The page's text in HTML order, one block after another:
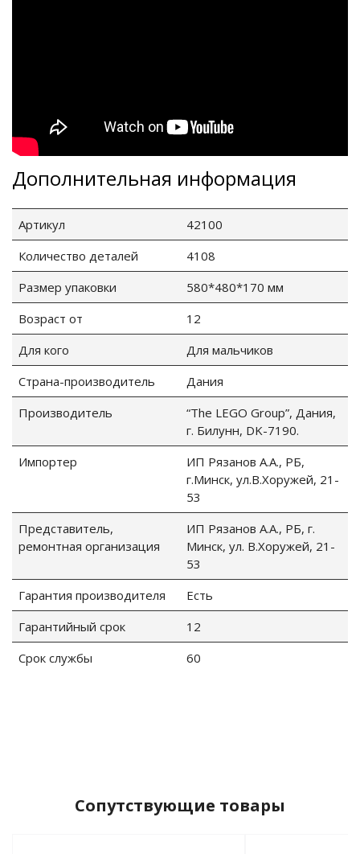
Дополнительная информация
Артикул
42100
Количество деталей
4108
Размер упаковки
580*480*170 мм
Возраст от
12
Для кого
Для мальчиков
Страна-производитель
Дания
Производитель
“The LEGO Group”, Дания,
г. Билунн, DK-7190.
Импортер
ИП Рязанов А.А., РБ,
г.Минск, ул.В.Хоружей, 21-
53
Представитель,
ремонтная организация
ИП Рязанов А.А., РБ, г.
Минск, ул. В.Хоружей, 21-
53
Гарантия производителя
Есть
Гарантийный срок
12
Срок службы
60
Сопутствующие товары